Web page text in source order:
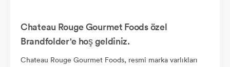
Chateau Rouge Gourmet Foods özel
Brandfolder'e hoş geldiniz.
Chateau Rouge Gourmet Foods, resmi marka varlıkları